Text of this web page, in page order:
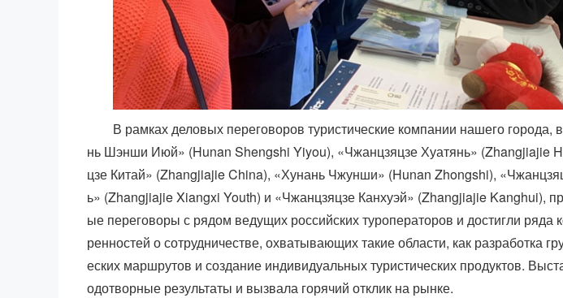
В рамках деловых переговоров туристические компании нашего города,
нь Шэнши Июй» (Hunan Shengshi Yiyou), «Чжанцзяцзе Хуатянь» (Zhangjiajie
цзе Китай» (Zhangjiajie China), «Хунань Чжунши» (Hunan Zhongshi),
ь» (Zhangjiajie Xiangxi Youth) и «Чжанцзяцзе Канхуэй» (Zhangjiajie Kanghui),
ые переговоры с рядом ведущих российских туроператоров и достигли ряда
ренностей о сотрудничестве, охватывающих такие области, как разработка
еских маршрутов и создание индивидуальных туристических продуктов.
одотворные результаты и вызвала горячий отклик на рынке.